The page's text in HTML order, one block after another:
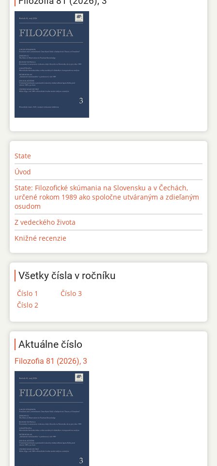
State
Úvod
State: Filozofické skúmania na Slovensku a v Čechách,
určené rokom 1989 ako spoločne utváraným a zdieľaným
osudom
Z vedeckého života
Knižné recenzie
Všetky čísla v ročníku
Číslo 1
Číslo 2
Číslo 3
Aktuálne číslo
Filozofia 81 (2026), 3